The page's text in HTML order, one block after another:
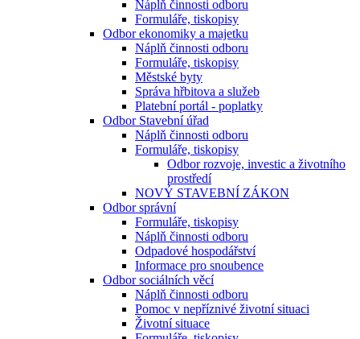
Náplň činnosti odboru
Formuláře, tiskopisy
Odbor ekonomiky a majetku
Náplň činnosti odboru
Formuláře, tiskopisy
Městské byty
Správa hřbitova a služeb
Platební portál - poplatky
Odbor Stavební úřad
Náplň činnosti odboru
Formuláře, tiskopisy
Odbor rozvoje, investic a životního
prostředí
NOVÝ STAVEBNÍ ZÁKON
Odbor správní
Formuláře, tiskopisy
Náplň činnosti odboru
Odpadové hospodářství
Informace pro snoubence
Odbor sociálních věcí
Náplň činnosti odboru
Pomoc v nepříznivé životní situaci
Životní situace